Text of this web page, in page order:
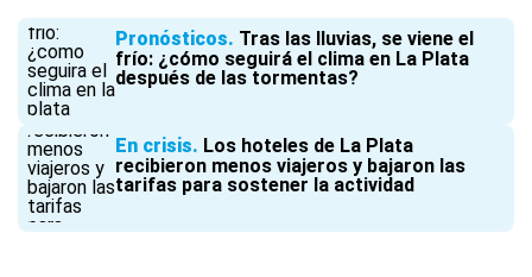
Pronósticos Tras las lluvias, se viene el
frío: ¿cómo seguirá el clima en La Plata
después de las tormentas?
En crisis Los hoteles de La Plata
recibieron menos viajeros y bajaron las
tarifas para sostener la actividad